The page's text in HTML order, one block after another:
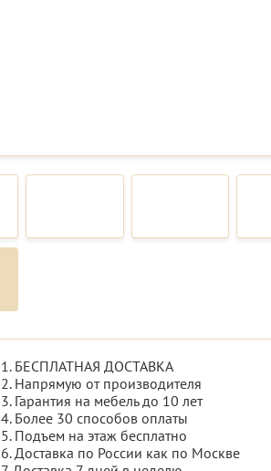
1. БЕСПЛАТНАЯ ДОСТАВКА
2. Напрямую от производителя
3. Гарантия на мебель до 10 лет
4. Более 30 способов оплаты
5. Подъем на этаж бесплатно
6. Доставка по России как по Москве